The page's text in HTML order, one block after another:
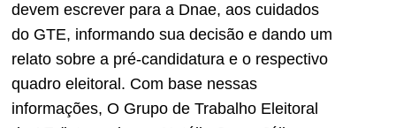
devem escrever para a Dnae, aos cuidados
do GTE, informando sua decisão e dando um
relato sobre a pré-candidatura e o respectivo
quadro eleitoral. Com base nessas
informações, O Grupo de Trabalho Eleitoral